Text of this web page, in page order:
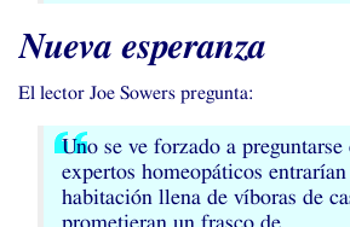
Nueva esperanza
El lector Joe Sowers pregunta:
Uno se ve forzado a preguntarse
expertos homeopáticos
habitación llena de víboras de